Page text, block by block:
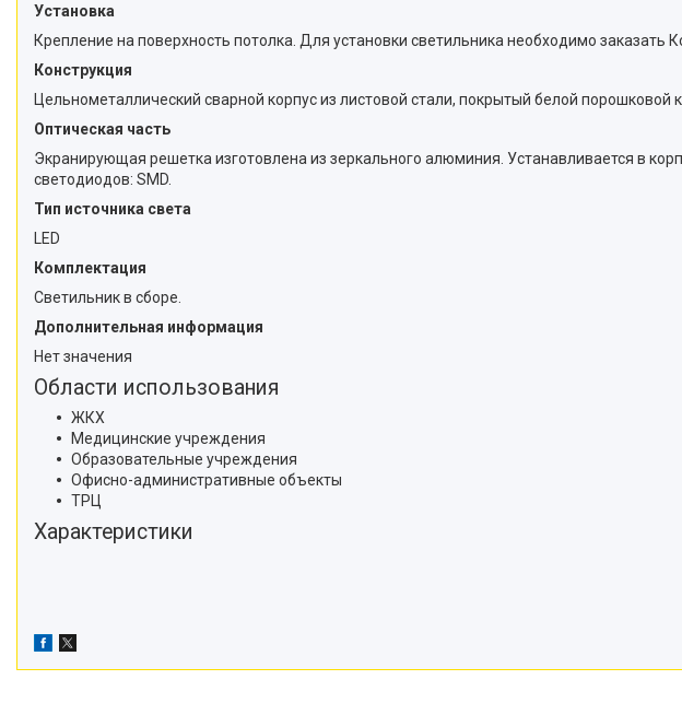
Установка
Крепление на поверхность потолка. Для установки светильника необходимо заказать
Конструкция
Цельнометаллический сварной корпус из листовой стали, покрытый белой
Оптическая часть
Экранирующая решетка изготовлена из зеркального алюминия. Устанавливается в
светодиодов: SMD.
Тип источника света
LED
Комплектация
Светильник в сборе.
Дополнительная информация
Нет значения
Области использования
ЖКХ
Медицинские учреждения
Образовательные учреждения
Офисно-административные объекты
ТРЦ
Характеристики